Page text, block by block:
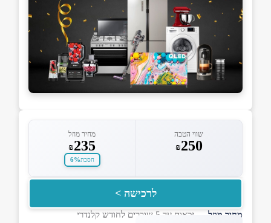
שווי הטבה
₪250
מחיר מוזל
₪235
חסכת6%
לרכישה >
מחיר מוזל— זכאות עד 5 שוברים לחודש קלנדרי